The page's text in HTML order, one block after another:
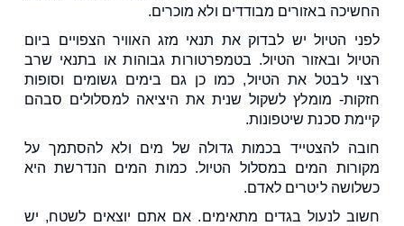
החשיכה באזורים מבודדים ולא מוכרים.
לפני הטיול יש לבדוק את תנאי מזג האוויר הצפויים ביום
הטיול ובאזור הטיול. בטמפרטורות גבוהות או בתנאי שרב
רצוי לבטל את הטיול, כמו כן גם בימים גשומים וסופות
חזקות- מומלץ לשקול שנית את היציאה למסלולים סבהם
קיימת סכנת שיטפונות.
חובה להצטייד בכמות גדולה של מים ולא להסתמך על
מקורות המים במסלול הטיול. כמות המים הנדרשת היא
כשלושה ליטרים לאדם.
חשוב לנעול בגדים מתאימים. אם אתם יוצאים לשטח, יש